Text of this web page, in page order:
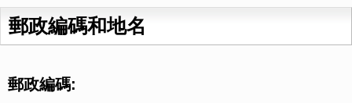
郵政編碼和地名
郵政編碼: